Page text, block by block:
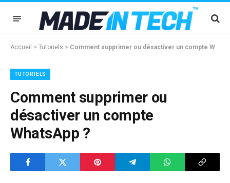
Accueil > Tutoriels > Comment supprimer ou désactiver un compte WhatsApp ?
TUTORIELS
Comment supprimer ou
désactiver un compte
WhatsApp ?